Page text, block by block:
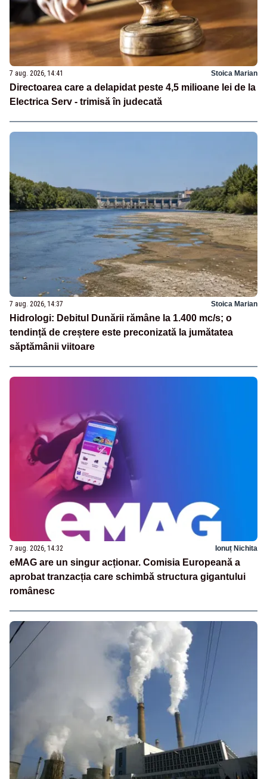
7 aug. 2026, 14:41 Stoica Marian
Directoarea care a delapidat peste 4,5 milioane lei de la
Electrica Serv - trimisă în judecată
7 aug. 2026, 14:37 Stoica Marian
Hidrologi: Debitul Dunării rămâne la 1.400 mc/s; o
tendință de creștere este preconizată la jumătatea
săptămânii viitoare
7 aug. 2026, 14:32 Ionuț Nichita
eMAG are un singur acționar. Comisia Europeană a
aprobat tranzacția care schimbă structura gigantului
românesc